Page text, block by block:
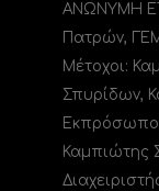
ΑΝΩΝΥΜΗ
Πατρών,
Μέτοχοι:
Σπυρίδων,
Καμπιώτης